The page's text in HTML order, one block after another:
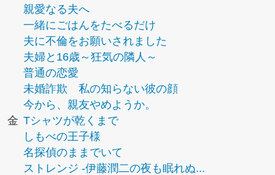
親愛なる夫へ
一緒にごはんをたべるだけ
夫に不倫をお願いされました
夫婦と16歳～狂気の隣人～
普通の恋愛
未婚詐欺 私の知らない彼の顔
今から、親友やめようか。
金 Tシャツが乾くまで
しもべの王子様
名探偵のままでいて
ストレンジ -伊藤潤二の夜も眠れぬ...